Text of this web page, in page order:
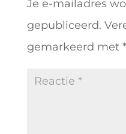
Je e-mailadres
gepubliceerd.
gemarkeerd met *